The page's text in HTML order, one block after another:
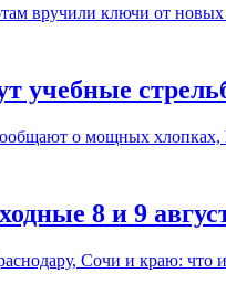
учебные
8 и 9